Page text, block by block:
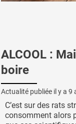
ALCOOL :
boire
Actualité publiée il y a 9
C’est sur des rats
consomment alors